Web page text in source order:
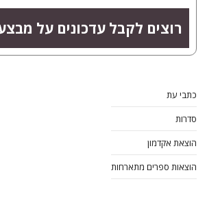
רוצים לקבל עדכונים על
כתבי עת
סדרות
הוצאת אקדמון
הוצאות ספרים מתארחות